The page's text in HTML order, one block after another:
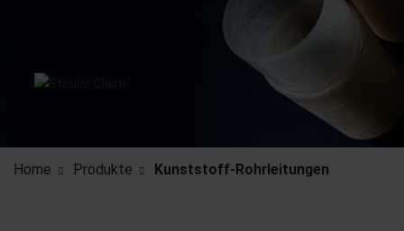
Home Produkte Kunststoff-Rohrleitungen